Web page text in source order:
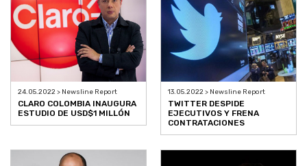
24.05.2022 > Newsline Report
CLARO COLOMBIA INAUGURA
ESTUDIO DE USD$1 MILLÓN
13.05.2022 > Newsline Report
TWITTER DESPIDE
EJECUTIVOS Y FRENA
CONTRATACIONES